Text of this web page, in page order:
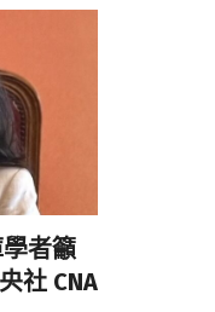
者籲
社 CNA